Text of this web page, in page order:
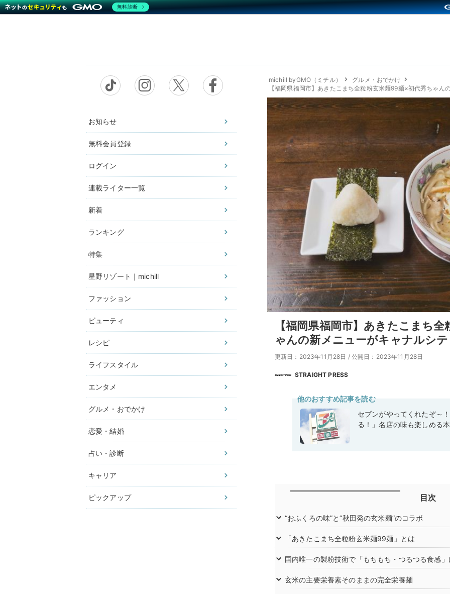
お知らせ
無料会員登録
ログイン
連載ライター一覧
新着
ランキング
特集
星野リゾート｜michill
ファッション
ビューティ
レシピ
ライフスタイル
エンタメ
グルメ・おでかけ
恋愛・結婚
占い・診断
キャリア
ピックアップ
michill byGMO（ミチル）
グルメ・おでかけ
【福岡県福岡市】あきたこまち全粒粉玄米麺99麺×初代秀ちゃん
【福岡県福岡市】あきたこまち
ゃんの新メニューがキャナルシ
更新日：2023年11月28日 / 公開日：2023年11月28日
STRAIGHT PRESS
他のおすすめ記事を読む
セブンがやってくれたぞ～
る！」名店の味も楽しめる
目次
“おふくろの味”と“秋田発の玄米麺”のコラボ
「あきたこまち全粒粉玄米麺99麺」とは
国内唯一の製粉技術で「もちもち・つるつる食感」
玄米の主要栄養素そのままの完全栄養麺
無料診断